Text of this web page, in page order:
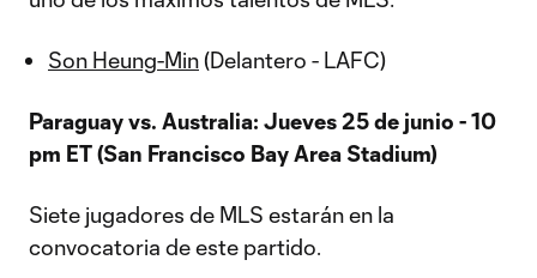
Son Heung-Min(Delantero - LAFC)
Paraguay vs. Australia: Jueves 25 de junio - 10
pm ET (San Francisco Bay Area Stadium)
Siete jugadores de MLS estarán en la
convocatoria de este partido.